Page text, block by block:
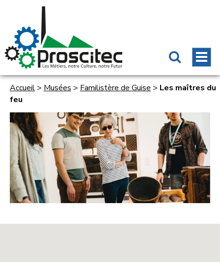
Accueil > Musées > Familistère de Guise > Les maîtres du
feu